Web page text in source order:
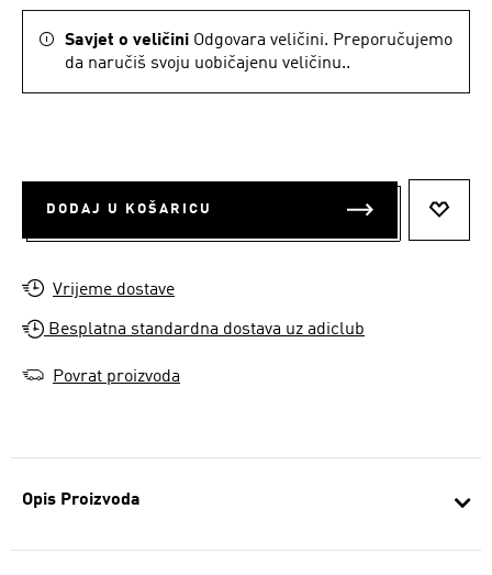
Opis Proizvoda
Savjet o veličini Odgovara veličini. Preporučujemo
da naručiš svoju uobičajenu veličinu..
DODAJ U KOŠARICU
Vrijeme dostave
Besplatna standardna dostava uz adiclub
Povrat proizvoda